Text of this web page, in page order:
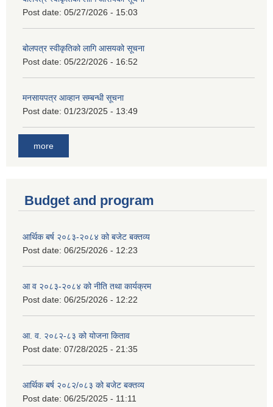
Post date: 05/27/2026 - 15:03
बोलपत्र स्वीकृतिको लागि आसयको सूचना
Post date: 05/22/2026 - 16:52
मनसायपत्र आव्हान सम्बन्धी सूचना
Post date: 01/23/2025 - 13:49
more
Budget and program
आर्थिक बर्ष २०८३-२०८४ को बजेट बक्तव्य
Post date: 06/25/2026 - 12:23
आ व २०८३-२०८४ को नीति तथा कार्यक्रम
Post date: 06/25/2026 - 12:22
आ. व. २०८२-८३ को योजना किताव
Post date: 07/28/2025 - 21:35
आर्थिक बर्ष २०८२/०८३ को बजेट बक्तव्य
Post date: 06/25/2025 - 11:11